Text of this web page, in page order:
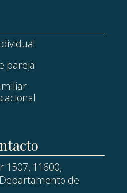
pareja
1507, 11600,
de